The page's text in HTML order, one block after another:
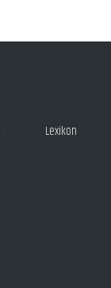
Lexikon